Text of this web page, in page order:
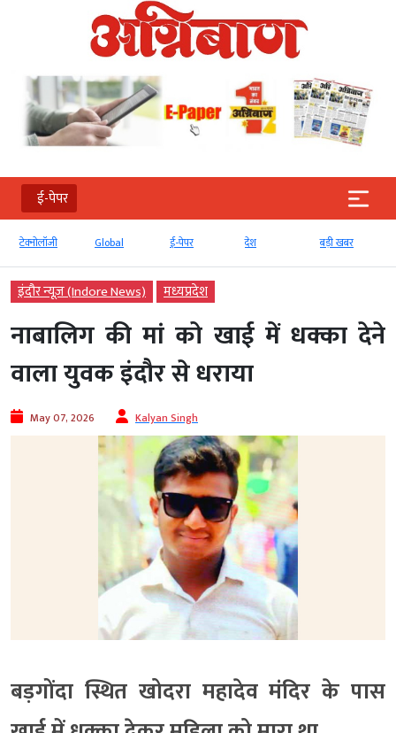
ई-पेपर
टेक्‍नोलॉजी Global ई-पेपर देश बड़ी खबर
इंदौर न्यूज़ (Indore News) मध्‍यप्रदेश
नाबालिग की मां को खाई में धक्का देने
वाला युवक इंदौर से धराया
May 07, 2026 Kalyan Singh
बड़गोंदा स्थित खोदरा महादेव मंदिर के पास